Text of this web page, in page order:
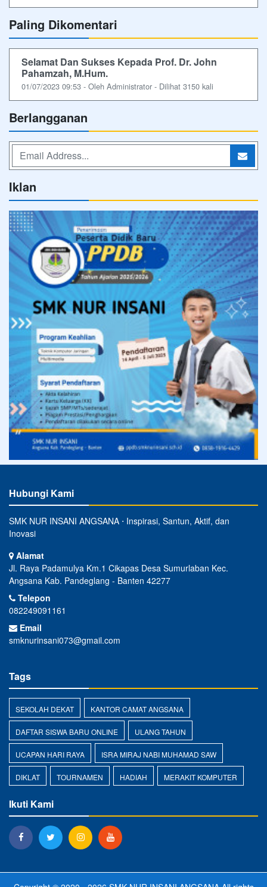
Paling Dikomentari
Selamat Dan Sukses Kepada Prof. Dr. John
Pahamzah, M.Hum.
01/07/2023 09:53 - Oleh Administrator - Dilihat 3150 kali
Berlangganan
Iklan
Hubungi Kami
SMK NUR INSANI ANGSANA ⋅ Inspirasi, Santun, Aktif, dan
Inovasi
Alamat
Jl. Raya Padamulya Km.1 Cikapas Desa Sumurlaban Kec.
Angsana Kab. Pandeglang - Banten 42277
Telepon
082249091161
Email
smknurinsani073@gmail.com
Tags
SEKOLAH DEKAT KANTOR CAMAT ANGSANA
DAFTAR SISWA BARU ONLINE ULANG TAHUN
UCAPAN HARI RAYA ISRA MIRAJ NABI MUHAMAD SAW
DIKLAT TOURNAMEN HADIAH MERAKIT KOMPUTER
Ikuti Kami